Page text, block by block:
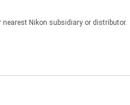
透過網路或伺服器存取本軟件時,
Nikon subsidiary or distributor.